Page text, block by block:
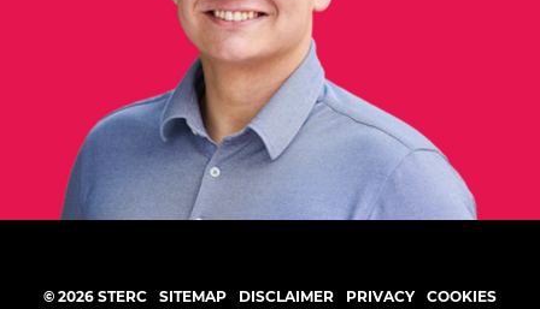
© 2026 STERC SITEMAP DISCLAIMER PRIVACY COOKIES